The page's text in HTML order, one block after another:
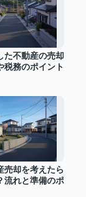
た不動産の売却
税務のポイント
売却を考えたら
流れと準備のポ